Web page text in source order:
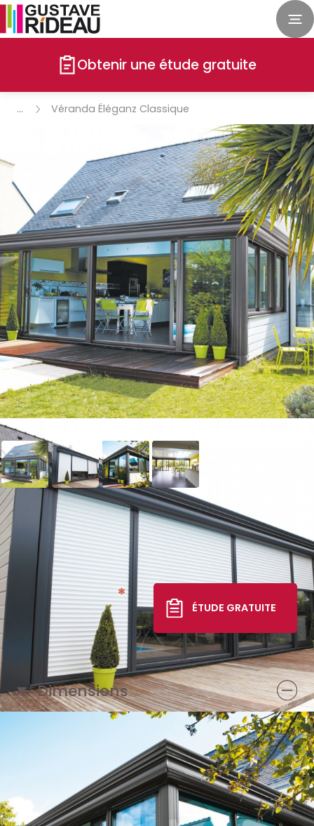
Obtenir une étude gratuite
Véranda Éléganz Classique
Véranda Éléganz
Classique
21 412 €*
TTC livré, posé
ÉTUDE GRATUITE
Dimensions
1 façade de 5,40 m
1 pignon de 3 m